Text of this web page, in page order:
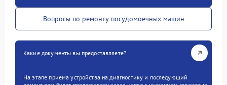
Вопросы по ремонту посудомоечных машин
Какие документы вы предоставляете?
На этапе приема устройства на диагностику и последующий